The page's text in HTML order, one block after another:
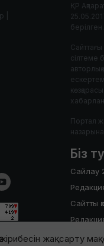
жақсарту
|
ҚР
берілген.
сілтеме
авторлық
Портал
назарына.
Біз
Сайлау
Сайтты